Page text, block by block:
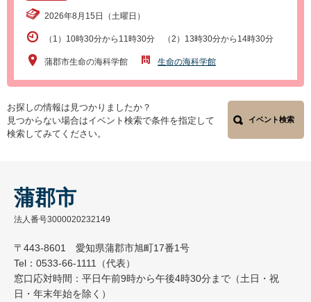
2026年8月15日（土曜日）
（1）10時30分から11時30分 （2）13時30分から14時30分
蒲郡市生命の海科学館 生命の海科学館
お探しの情報は見つかりましたか？
見つからない場合はイベント検索で条件を指定して
検索してみてください。
イベント検索
蒲郡市
法人番号3000020232149
〒443-8601 愛知県蒲郡市旭町17番1号
Tel：0533-66-1111（代表）
窓口応対時間：平日午前9時から午後4時30分まで（土日・祝
日・年末年始を除く）